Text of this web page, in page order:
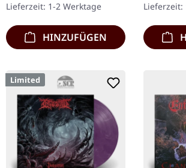
Leute!…
Lieferzeit: 1-2 Werktage
HINZUFÜGEN
Lieferzeit:
Limited